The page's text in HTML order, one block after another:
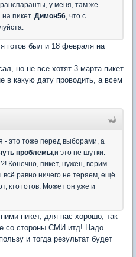
у меня, там же
пикет. Димон56, что с
готов был и 18 февраля на
но не все хотят 3 марта пикет
в какую дату проводить, а всем
- это тоже перед выборами, а
проблемы,и это не шутки.
Конечно, пикет, нужен, верим
равно ничего не теряем, ещё
кто готов. Может он уже и
пикет, для нас хорошо, так
со стороны СМИ итд! Надо
и тогда результат будет